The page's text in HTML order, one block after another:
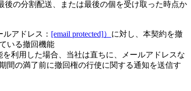
の分割配送、または最後の個を受け取った時点か
ルアドレス： [email protected]） に対し、本契約を撤
いる撤回機能
利用した場合、当社は直ちに、メールアドレスな
間の満了前に撤回権の行使に関する通知を送信す